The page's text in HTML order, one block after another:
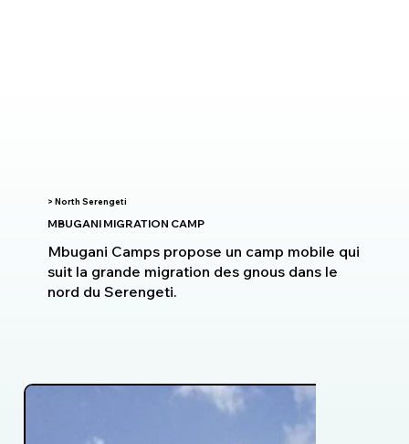
> North Serengeti
MBUGANI MIGRATION CAMP
Mbugani Camps propose un camp mobile qui
suit la grande migration des gnous dans le
nord du Serengeti.